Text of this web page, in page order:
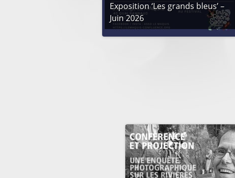
Exposition ‘Les grands bleus’ –
Juin 2026